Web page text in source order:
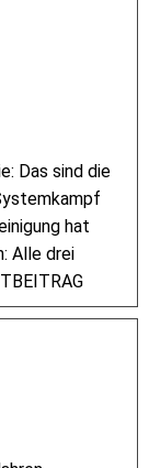
Das sind die
hat
Alle drei